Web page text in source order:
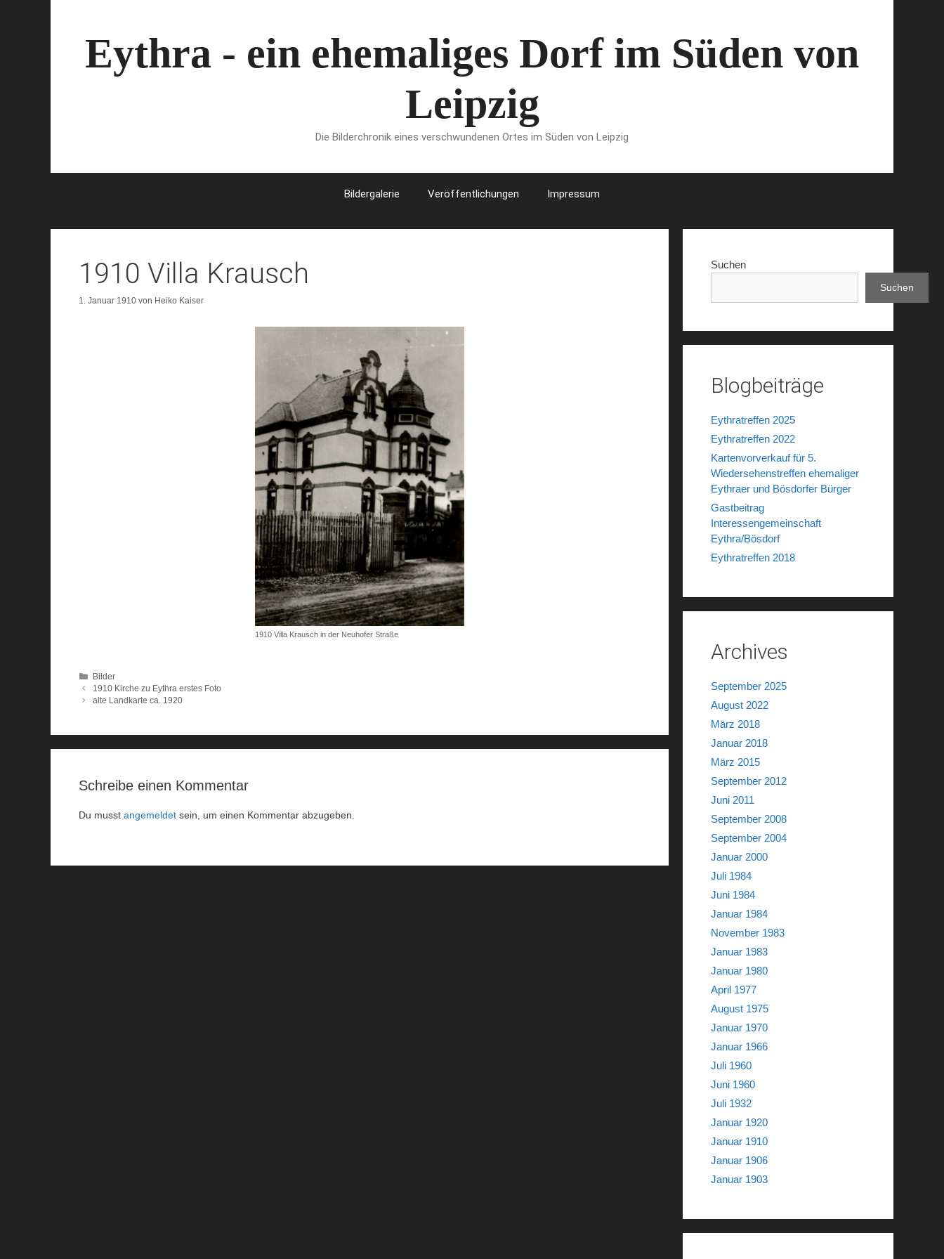
Eythra - ein ehemaliges Dorf im Süden von
Leipzig
Die Bilderchronik eines verschwundenen Ortes im Süden von Leipzig
Bildergalerie Veröffentlichungen Impressum
1910 Villa Krausch
1. Januar 1910 von Heiko Kaiser
1910 Villa Krausch in der Neuhofer Straße
Kategorien
Bilder
1910 Kirche zu Eythra erstes Foto
alte Landkarte ca. 1920
Schreibe einen Kommentar
Du musst angemeldet sein, um einen Kommentar abzugeben.
Suchen
Suchen
Blogbeiträge
Eythratreffen 2025
Eythratreffen 2022
Kartenvorverkauf für 5.
Wiedersehenstreffen ehemaliger
Eythraer und Bösdorfer Bürger
Gastbeitrag
Interessengemeinschaft
Eythra/Bösdorf
Eythratreffen 2018
Archives
September 2025
August 2022
März 2018
Januar 2018
März 2015
September 2012
Juni 2011
September 2008
September 2004
Januar 2000
Juli 1984
Juni 1984
Januar 1984
November 1983
Januar 1983
Januar 1980
April 1977
August 1975
Januar 1970
Januar 1966
Juli 1960
Juni 1960
Juli 1932
Januar 1920
Januar 1910
Januar 1906
Januar 1903